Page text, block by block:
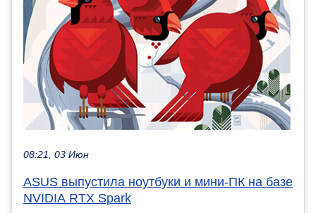
08:21, 03 Июн
ASUS выпустила ноутбуки и мини-ПК на базе
NVIDIA RTX Spark